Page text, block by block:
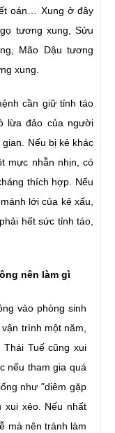
oán… Xung ở đây
tương xung, Sửu
Mão Dậu tương
xung.
cần giữ tỉnh táo
lừa đảo của người
Nếu bị kẻ khác
mực nhẫn nhịn, có
thích hợp. Nếu
lới của kẻ xấu,
hết sức tỉnh táo,
nên làm gì
vào phòng sinh
trình một năm,
Tuế cũng xui
nếu tham gia quá
như "diêm gặp
xui xẻo. Nếu nhất
mà nên tránh làm